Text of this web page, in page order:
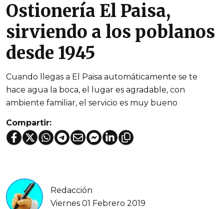
Ostionería El Paisa,
sirviendo a los poblanos
desde 1945
Cuando llegas a El Paisa automáticamente se te
hace agua la boca, el lugar es agradable, con
ambiente familiar, el servicio es muy bueno
Compartir:
Redacción
Viernes 01 Febrero 2019